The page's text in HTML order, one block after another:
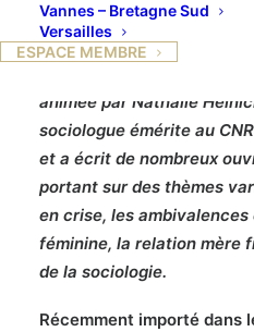
Vannes – Bretagne Sud
Versailles
ESPACE MEMBRE
Notre conférence du 16
animée par Nathalie
sociologue émérite au
et a écrit de nombreux
portant sur des thèmes
en crise, les ambivalences
féminine, la relation mère
de la sociologie.
Récemment importé dans